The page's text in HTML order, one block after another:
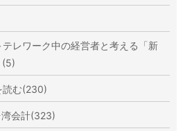
テレワーク中の経営者と考える「新
(5)
む(230)
会計(323)